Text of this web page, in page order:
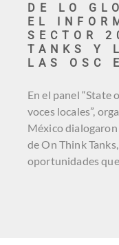
DE LO
EL
SECTOR
TANKS Y
LAS OSC
En el panel “State
voces locales”,
México
de On Think
oportunidades